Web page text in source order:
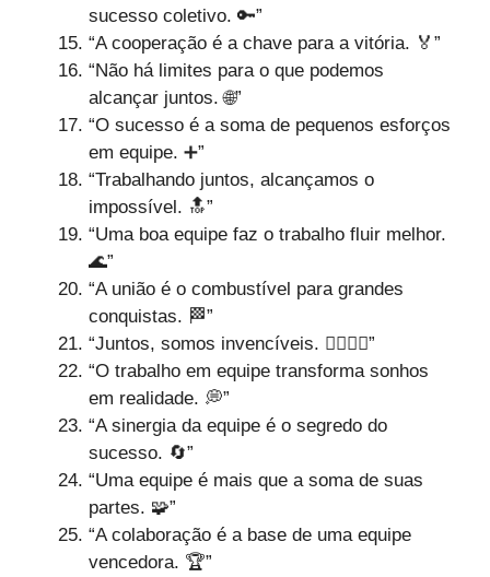
sucesso coletivo. 🔑”
“A cooperação é a chave para a vitória. 🏅”
“Não há limites para o que podemos
alcançar juntos. 🌐”
“O sucesso é a soma de pequenos esforços
em equipe. ➕”
“Trabalhando juntos, alcançamos o
impossível. 🔝”
“Uma boa equipe faz o trabalho fluir melhor.
🌊”
“A união é o combustível para grandes
conquistas. 🏁”
“Juntos, somos invencíveis. 🦸‍♀️🦸‍♂️”
“O trabalho em equipe transforma sonhos
em realidade. 💭”
“A sinergia da equipe é o segredo do
sucesso. 🔄”
“Uma equipe é mais que a soma de suas
partes. 🧩”
“A colaboração é a base de uma equipe
vencedora. 🏆”